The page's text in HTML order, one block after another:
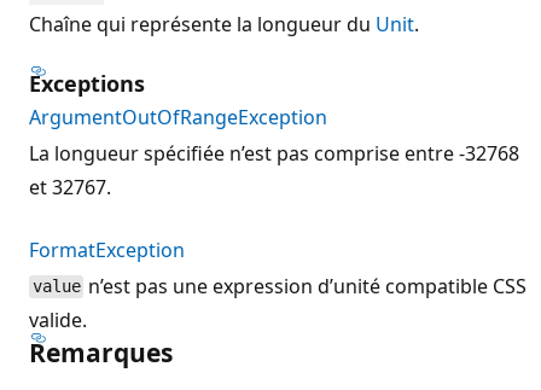
Chaîne qui représente la longueur du Unit.
Exceptions
ArgumentOutOfRangeException
La longueur spécifiée n’est pas comprise entre -32768
et 32767.
FormatException
value n’est pas une expression d’unité compatible CSS
valide.
Remarques